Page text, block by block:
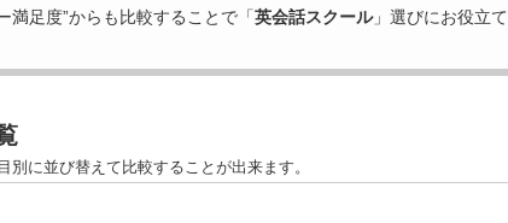
満足度”からも比較することで「英会話スクール」選びにお役立て
に並び替えて比較することが出来ます。